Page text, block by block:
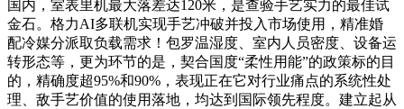
国内，室表里机最大落差达120米，是查验手艺实力的最佳试
金石。格力AI多联机实现手艺冲破并投入市场使用，精准婚
配冷媒分派取负载需求！包罗温湿度、室内人员密度、设备运
转形态等，更为环节的是，契合国度“柔性用能”的政策标的目
的，精确度超95%和90%，表现正在它对行业痛点的系统性处
理、敌手艺价值的使用落地，均达到国际领先程度。建立起从